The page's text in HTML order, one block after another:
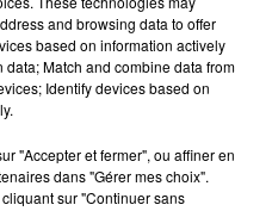
enfin le remix de « Love
and browsing data to offer
based on information actively
Match and combine data from
Identify devices based on
"Accepter et fermer", ou affiner en
dans "Gérer mes choix".
sur "Continuer sans